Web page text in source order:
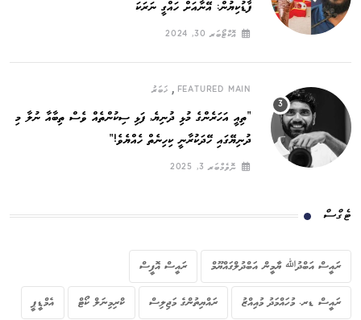
ފާޑުކިޔުން: އޭނާއަށް ހައްގީ ނަރަކަ
އޮކްޓޯބަރ 30, 2024
FEATURED MAIN
, ޚަބަރު
”ތިއީ އަހަރެންގެ މުޅި ދުނިޔެ, ފަޅި ސިކުންތެއް ވެސް ތިބާއާ ނުލާ މި
ދުނިޔޭގައި ހޭދަކުރާނީ ކިހިނެތް ހެއްޔެވެ!“
ނޮވެމްބަރ 3, 2025
ޓެގްސް
ރައީސް އަބްދުﷲ ޔާމީން އަބްދުލްގައްޔޫމް ރައީސް އޮފީސް
ރައީސް ޑރ. މުހައްމަދު މުއިއްޒު ރައްޔިތުންގެ މަޖިލިސް ކްރިމިނަލް ކޯޓް އެމްޑީޕީ